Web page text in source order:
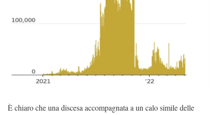
È chiaro che una discesa accompagnata a un calo simile delle